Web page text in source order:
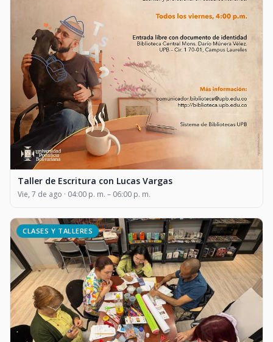
Taller de Escritura con Lucas Vargas
Vie, 7 de ago · 04:00 p. m. – 06:00 p. m.
CLASES Y TALLERES